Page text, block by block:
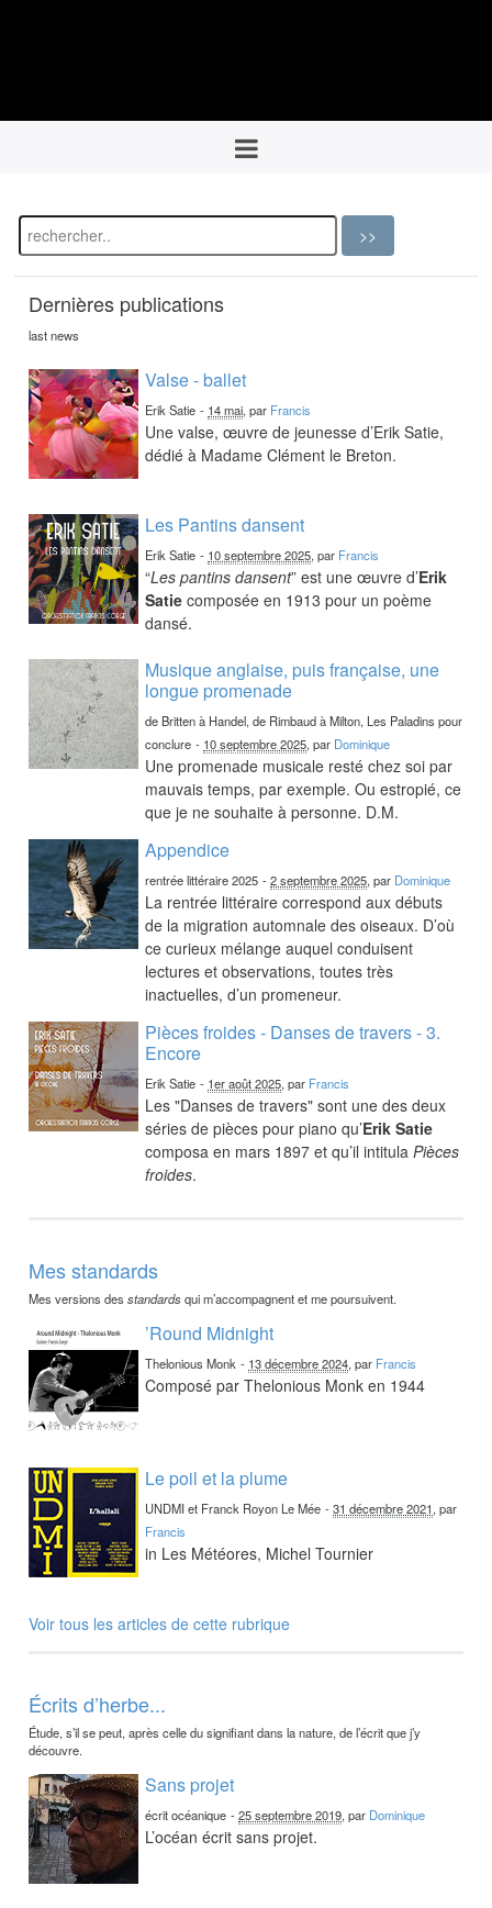
Dernières publications
last news
Valse - ballet
Erik Satie - 14 mai, par Francis
Une valse, œuvre de jeunesse d’Erik Satie,
dédié à Madame Clément le Breton.
Les Pantins dansent
Erik Satie - 10 septembre 2025, par Francis
“Les pantins dansent” est une œuvre d’Erik
Satie composée en 1913 pour un poème
dansé.
Musique anglaise, puis française, une
longue promenade
de Britten à Handel, de Rimbaud à Milton, Les Paladins pour
conclure - 10 septembre 2025, par Dominique
Une promenade musicale resté chez soi par
mauvais temps, par exemple. Ou estropié, ce
que je ne souhaite à personne. D.M.
Appendice
rentrée littéraire 2025 -2 septembre 2025, par Dominique
La rentrée littéraire correspond aux débuts
de la migration automnale des oiseaux. D’où
ce curieux mélange auquel conduisent
lectures et observations, toutes très
inactuelles, d’un promeneur.
Pièces froides - Danses de travers - 3.
Encore
Erik Satie - 1er août 2025, par Francis
Les "Danses de travers" sont une des deux
séries de pièces pour piano qu’Erik Satie
composa en mars 1897 et qu’il intitulaPièces
froides.
Mes standards
Mes versions desstandardsqui m’accompagnent et me poursuivent.
’Round Midnight
Thelonious Monk - 13 décembre 2024, par Francis
Composé par Thelonious Monk en 1944
Le poil et la plume
UNDMI et Franck Royon Le Mée -31 décembre 2021, par
Francis
in Les Météores, Michel Tournier
Voir tous les articles de cette rubrique
Écrits d’herbe...
Étude, s’il se peut, après celle du signifiant dans la nature, de l’écrit que j’y
découvre.
Sans projet
écrit océanique -25 septembre 2019, par Dominique
L’océan écrit sans projet.